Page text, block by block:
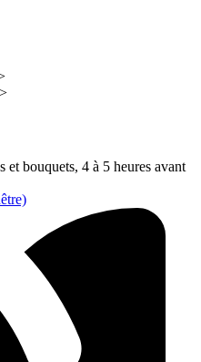
bouquets, 4 à 5 heures avant